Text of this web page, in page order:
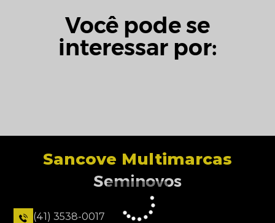
Você pode se
interessar por:
Sancove Multimarcas
Seminovos
(41) 3538-0017